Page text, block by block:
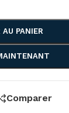
PANIER
Comparer